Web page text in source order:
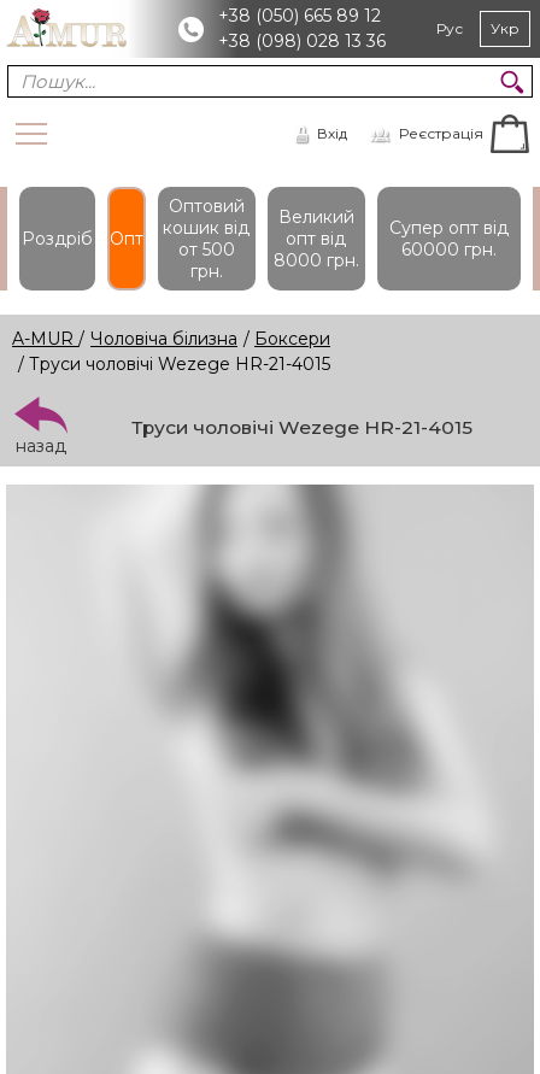
+38 (050) 665 89 12
+38 (098) 028 13 36
Рус Укр
Вхід Реєстрація
Роздріб Опт
Оптовий
кошик вiд
от 500
грн.
Великий
опт вiд
8000 грн.
Супер опт вiд
60000 грн.
A-MUR / Чоловіча білизна / Боксери
/ Труси чоловічі Wezege HR-21-4015
назад
Труси чоловічі Wezege HR-21-4015